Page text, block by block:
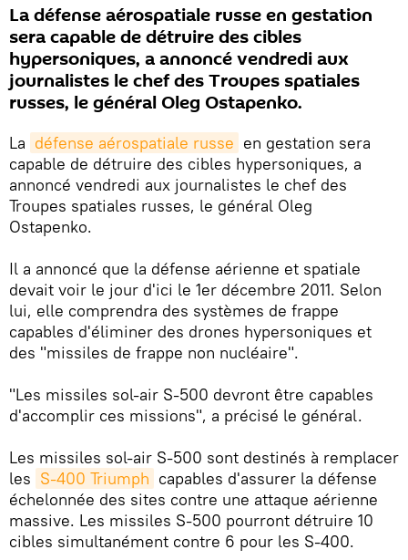
La défense aérospatiale russe en gestation
sera capable de détruire des cibles
hypersoniques, a annoncé vendredi aux
journalistes le chef des Troupes spatiales
russes, le général Oleg Ostapenko.
La défense aérospatiale russe en gestation sera
capable de détruire des cibles hypersoniques, a
annoncé vendredi aux journalistes le chef des
Troupes spatiales russes, le général Oleg
Ostapenko.
Il a annoncé que la défense aérienne et spatiale
devait voir le jour d'ici le 1er décembre 2011. Selon
lui, elle comprendra des systèmes de frappe
capables d'éliminer des drones hypersoniques et
des "missiles de frappe non nucléaire".
"Les missiles sol-air S-500 devront être capables
d'accomplir ces missions", a précisé le général.
Les missiles sol-air S-500 sont destinés à remplacer
les S-400 Triumph capables d'assurer la défense
échelonnée des sites contre une attaque aérienne
massive. Les missiles S-500 pourront détruire 10
cibles simultanément contre 6 pour les S-400.